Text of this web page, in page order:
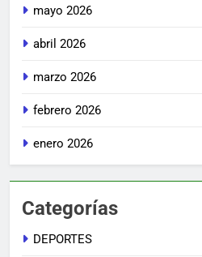
mayo 2026
abril 2026
marzo 2026
febrero 2026
enero 2026
Categorías
DEPORTES